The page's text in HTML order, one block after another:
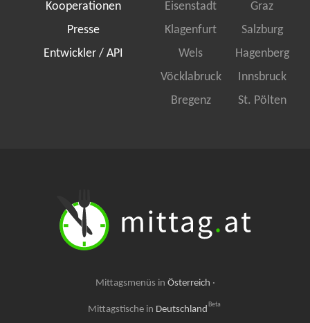
Kooperationen
Presse
Entwickler / API
Eisenstadt
Graz
Klagenfurt
Salzburg
Wels
Hagenberg
Vöcklabruck
Innsbruck
Bregenz
St. Pölten
Mittagsmenüs in Österreich ·
Mittagstische in Deutschland Beta